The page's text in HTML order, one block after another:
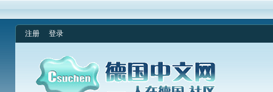
注册 登录